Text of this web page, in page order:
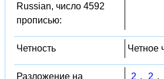
Russian, число 4592
прописью:
Четность Четное
Разложение на
2 , 2 ,